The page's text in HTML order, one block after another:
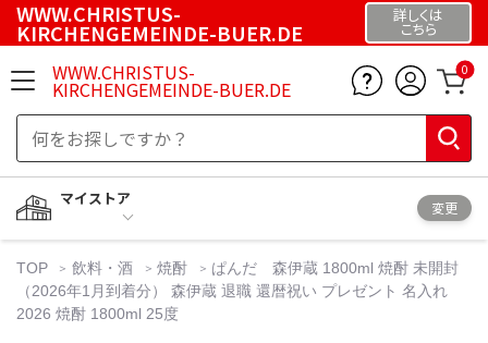
WWW.CHRISTUS-
KIRCHENGEMEINDE-BUER.DE
詳しくは
こちら
WWW.CHRISTUS-
KIRCHENGEMEINDE-BUER.DE
0
マイストア
変更
TOP 飲料・酒 焼酎
ぱんだ 森伊蔵 1800ml 焼酎 未開封
（2026年1月到着分） 森伊蔵 退職 還暦祝い プレゼント 名入れ
2026 焼酎 1800ml 25度